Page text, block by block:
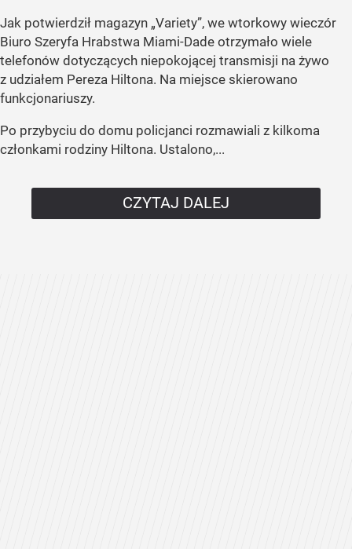
Jak potwierdził magazyn „Variety”, we wtorkowy wieczór
Biuro Szeryfa Hrabstwa Miami-Dade otrzymało wiele
telefonów dotyczących niepokojącej transmisji na żywo
z udziałem Pereza Hiltona. Na miejsce skierowano
funkcjonariuszy.
Po przybyciu do domu policjanci rozmawiali z kilkoma
członkami rodziny Hiltona. Ustalono,...
CZYTAJ DALEJ